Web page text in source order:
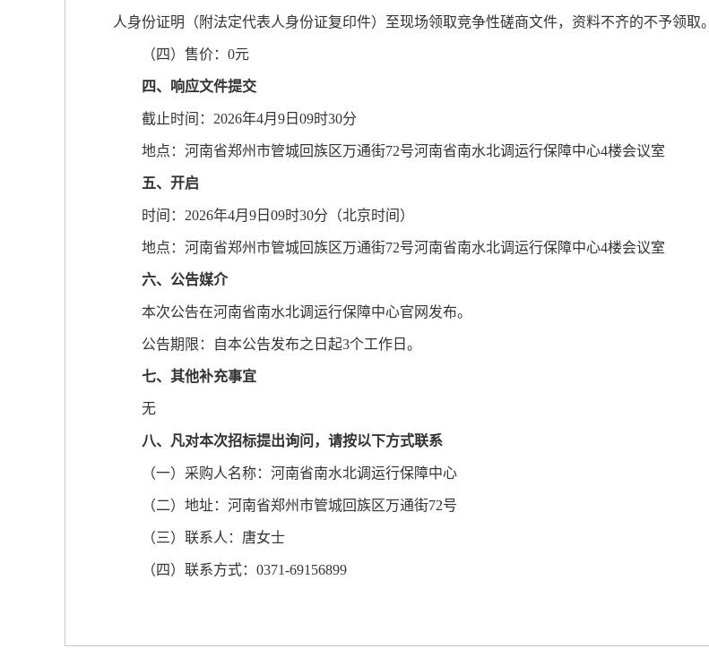
人身份证明（附法定代表人身份证复印件）至现场领取竞争性磋商文件，资料不齐的不予领取。
（四）售价：0元
四、响应文件提交
截止时间：2026年4月9日09时30分
地点：河南省郑州市管城回族区万通街72号河南省南水北调运行保障中心4楼会议室
五、开启
时间：2026年4月9日09时30分（北京时间）
地点：河南省郑州市管城回族区万通街72号河南省南水北调运行保障中心4楼会议室
六、公告媒介
本次公告在河南省南水北调运行保障中心官网发布。
公告期限：自本公告发布之日起3个工作日。
七、其他补充事宜
无
八、凡对本次招标提出询问，请按以下方式联系
（一）采购人名称：河南省南水北调运行保障中心
（二）地址：河南省郑州市管城回族区万通街72号
（三）联系人：唐女士
（四）联系方式：0371-69156899